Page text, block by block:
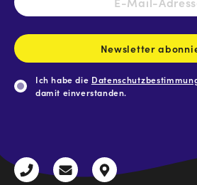
Mail-
Newsletter
Ich habe die
damit einverstanden.
+43
radio@freequenns.at